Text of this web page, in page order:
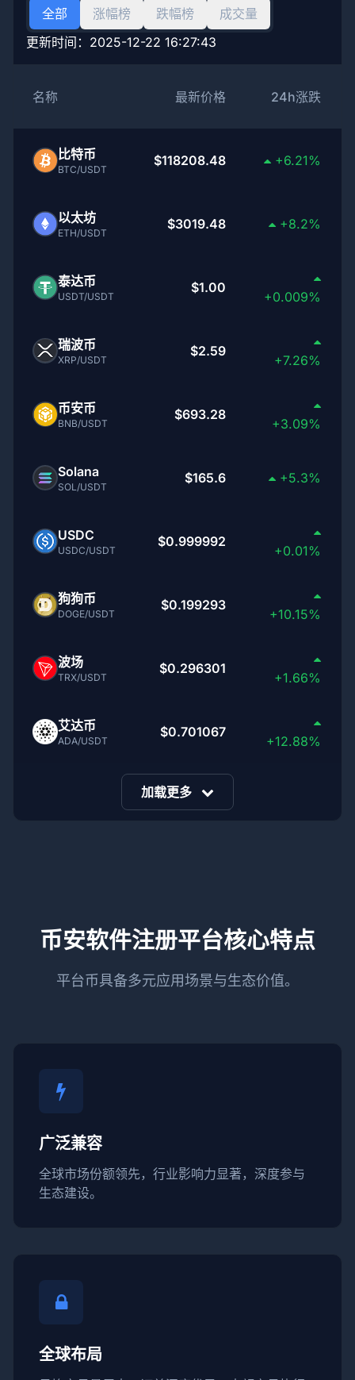
全部 涨幅榜 跌幅榜
成交量
更新时间： 2025-12-22 16:27:43
名称 最新价格 24h涨跌
比特币
BTC/USDT
$118208.48 +6.21%
以太坊
ETH/USDT
$3019.48 +8.2%
泰达币
USDT/USDT
$1.00
+0.009%
瑞波币
XRP/USDT
$2.59
+7.26%
币安币
BNB/USDT
$693.28
+3.09%
Solana
SOL/USDT
$165.6 +5.3%
USDC
USDC/USDT
$0.999992
+0.01%
狗狗币
DOGE/USDT
$0.199293
+10.15%
波场
TRX/USDT
$0.296301
+1.66%
艾达币
ADA/USDT
$0.701067
+12.88%
加载更多
币安软件注册平台核心特点
平台币具备多元应用场景与生态价值。
广泛兼容
全球市场份额领先，行业影响力显著，深度参与
生态建设。
全球布局